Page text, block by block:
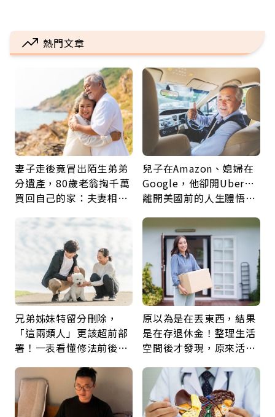
熱門文章
妻子走後竟冒出陌生弟弟
分遺產，80歲老翁掏千萬
買回自己的家：夫妻相守
兒子在Amazon、媳婦在
Google，他卻開Uber…
離開美國前的人生體悟：
兄弟姊妹特留分刪除，
「這兩類人」更該超前部
署！一表看懂修法前後差
更多
原以為是在丟東西，結果
是在存退休金！整理生活
空間後才發現，原來活得